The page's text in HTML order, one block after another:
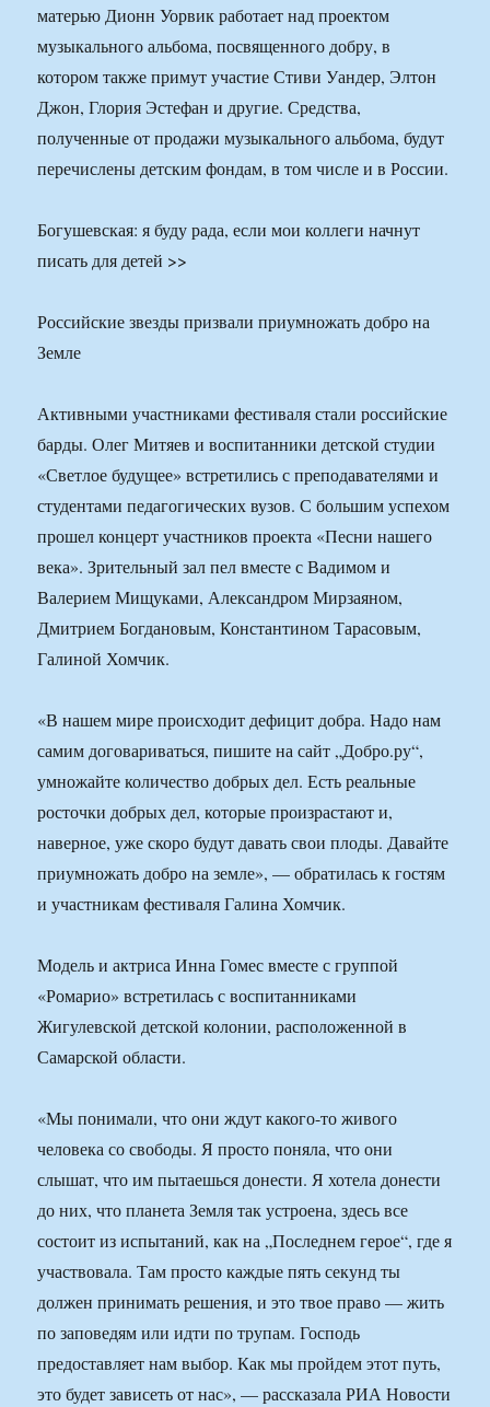
матерью Дионн Уорвик работает над проектом
музыкального альбома, посвященного добру, в
котором также примут участие Стиви Уандер, Элтон
Джон, Глория Эстефан и другие. Средства,
полученные от продажи музыкального альбома, будут
перечислены детским фондам, в том числе и в России.
Богушевская: я буду рада, если мои коллеги начнут
писать для детей >>
Российские звезды призвали приумножать добро на
Земле
Активными участниками фестиваля стали российские
барды. Олег Митяев и воспитанники детской студии
«Светлое будущее» встретились с преподавателями и
студентами педагогических вузов. С большим успехом
прошел концерт участников проекта «Песни нашего
века». Зрительный зал пел вместе с Вадимом и
Валерием Мищуками, Александром Мирзаяном,
Дмитрием Богдановым, Константином Тарасовым,
Галиной Хомчик.
«В нашем мире происходит дефицит добра. Надо нам
самим договариваться, пишите на сайт „Добро.ру“,
умножайте количество добрых дел. Есть реальные
росточки добрых дел, которые произрастают и,
наверное, уже скоро будут давать свои плоды. Давайте
приумножать добро на земле», — обратилась к гостям
и участникам фестиваля Галина Хомчик.
Модель и актриса Инна Гомес вместе с группой
«Ромарио» встретилась с воспитанниками
Жигулевской детской колонии, расположенной в
Самарской области.
«Мы понимали, что они ждут какого-то живого
человека со свободы. Я просто поняла, что они
слышат, что им пытаешься донести. Я хотела донести
до них, что планета Земля так устроена, здесь все
состоит из испытаний, как на „Последнем герое“, где я
участвовала. Там просто каждые пять секунд ты
должен принимать решения, и это твое право — жить
по заповедям или идти по трупам. Господь
предоставляет нам выбор. Как мы пройдем этот путь,
это будет зависеть от нас», — рассказала РИА Новости